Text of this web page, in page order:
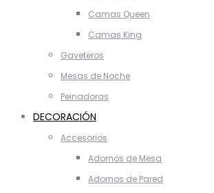
Camas Queen
Camas King
Gaveteros
Mesas de Noche
Peinadoras
DECORACIÓN
Accesorios
Adornos de Mesa
Adornos de Pared